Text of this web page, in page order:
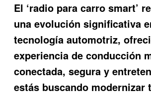
El ‘radio para carro smart’
una evolución significativa
tecnología automotriz,
experiencia de conducción
conectada, segura y
estás buscando modernizar